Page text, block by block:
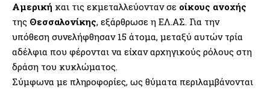
Αμερική και τις εκμεταλλεύονταν σε οίκους ανοχής
της Θεσσαλονίκης, εξάρθρωσε η ΕΛ.ΑΣ. Για την
υπόθεση συνελήφθησαν 15 άτομα, μεταξύ αυτών τρία
αδέλφια που φέρονται να είχαν αρχηγικούς ρόλους στη
δράση του κυκλώματος.
Σύμφωνα με πληροφορίες, ως θύματα περιλαμβάνονται